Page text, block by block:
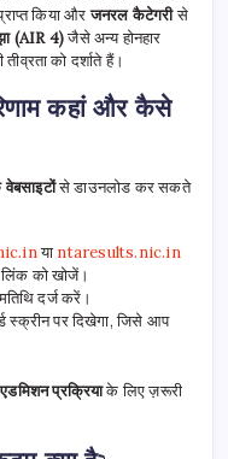
किया औरजनरल कैटेगरीसे
(AIR 4)जैसे अन्य होनहार
को दर्शाते हैं।
कहां और कैसे
से डाउनलोड कर सकते
या ntaresults.nic.in
को खोजें।
दर्ज करें।
स्क्रीन पर दिखेगा, जिसे आप
प्रक्रियाके लिए ज़रूरी